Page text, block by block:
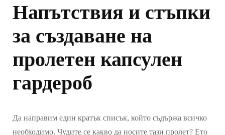
Напътствия и стъпки
за създаване на
пролетен капсулен
гардероб
Да направим един кратък списък, който съдържа всичко
необходимо. Чудите се какво да носите тази пролет? Ето